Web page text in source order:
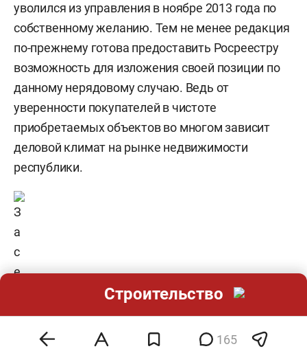
уволился из управления в ноябре 2013 года по
собственному желанию. Тем не менее редакция
по-прежнему готова предоставить Росреестру
возможность для изложения своей позиции по
данному нерядовому случаю. Ведь от
уверенности покупателей в чистоте
приобретаемых объектов во многом зависит
деловой климат на рынке недвижимости
республики.
165
Строительство